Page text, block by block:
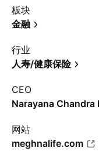
板块
金融
行业
人寿/健康保险
CEO
Narayana Chandra
网站
meghnalife.com